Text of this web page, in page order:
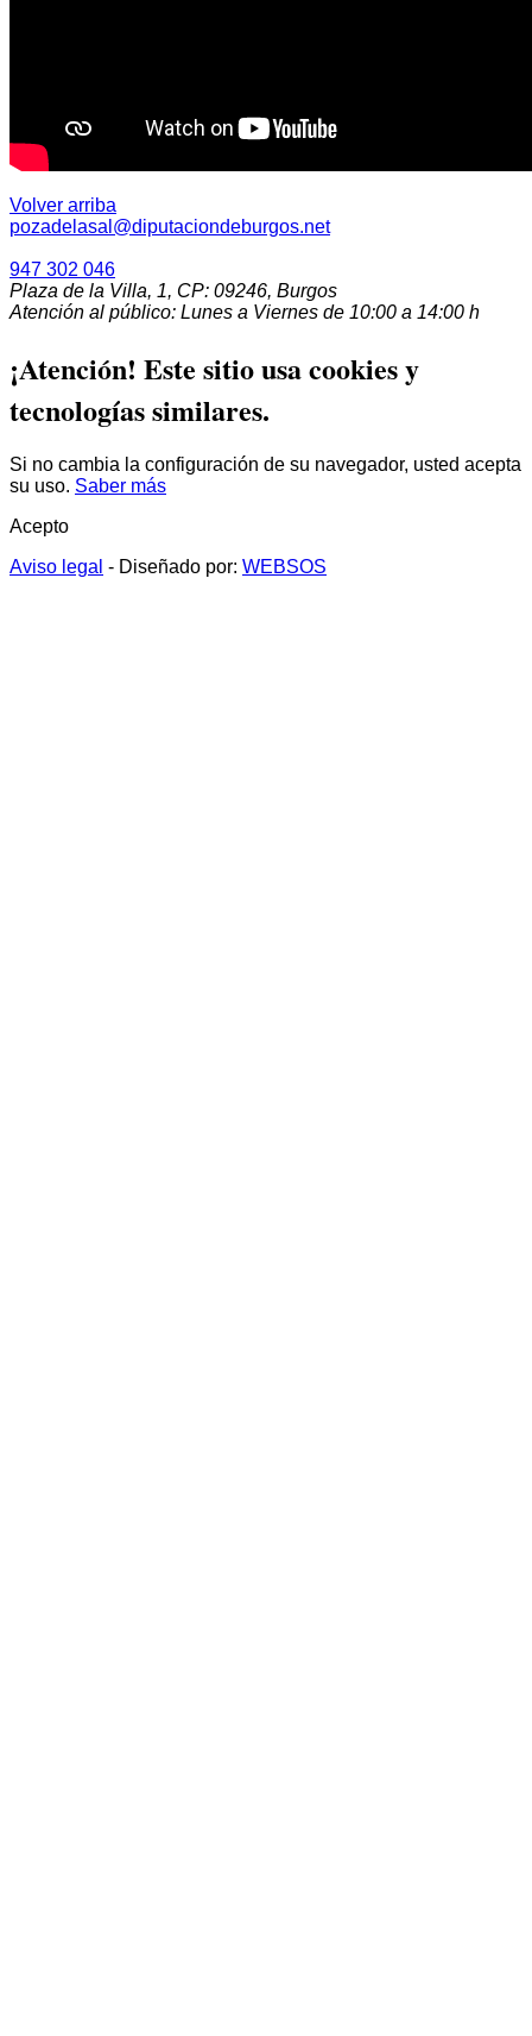
Volver arriba
947 302 046
Plaza de la Villa, 1, CP: 09246, Burgos
Atención al público: Lunes a Viernes de 10:00 a 14:00 h
¡Atención! Este sitio usa cookies y
tecnologías similares.
Si no cambia la configuración de su navegador, usted acepta
su uso. Saber más
Acepto
Aviso legal - Diseñado por: WEBSOS